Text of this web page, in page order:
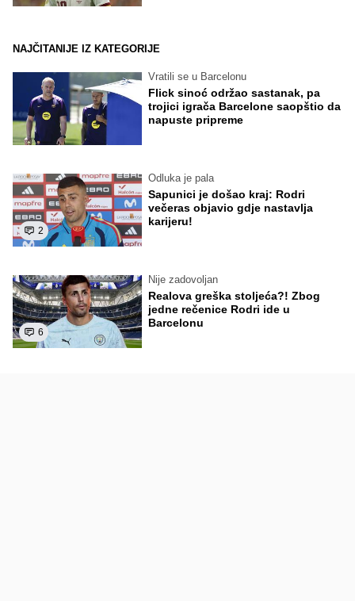
NAJČITANIJE IZ KATEGORIJE
Vratili se u Barcelonu
Flick sinoć održao sastanak, pa
trojici igrača Barcelone saopštio da
napuste pripreme
2
Odluka je pala
Sapunici je došao kraj: Rodri
večeras objavio gdje nastavlja
karijeru!
6
Nije zadovoljan
Realova greška stoljeća?! Zbog
jedne rečenice Rodri ide u
Barcelonu